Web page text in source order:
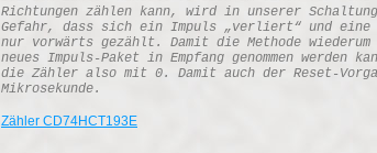
Richtungen zählen kann, wird in unserer
Gefahr, dass sich ein Impuls „verliert“ und eine
nur vorwärts gezählt. Damit die Methode
neues Impuls-Paket in Empfang genommen
die Zähler also mit 0. Damit auch der Reset-
Mikrosekunde.
Zähler CD74HCT193E